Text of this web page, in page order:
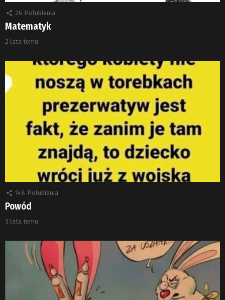
26 Polubienia
Matematyk
2 lata temu
148 Polubienia
Powód
3 lata temu